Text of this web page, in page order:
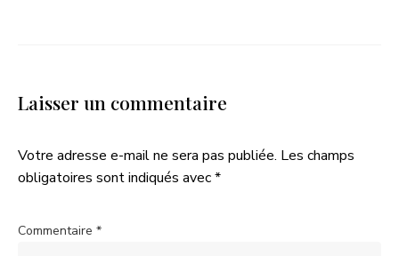
Laisser un commentaire
Votre adresse e-mail ne sera pas publiée. Les champs
obligatoires sont indiqués avec*
Commentaire *